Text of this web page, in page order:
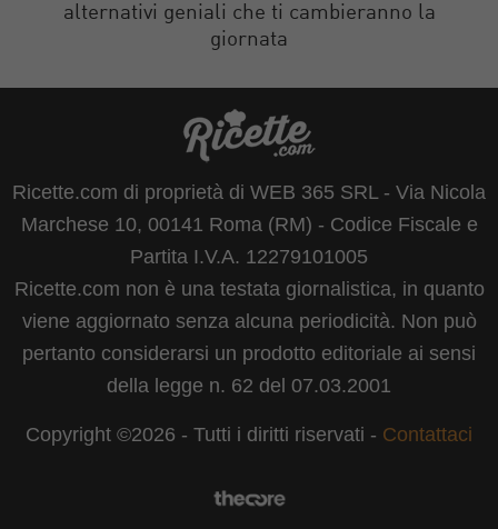
alternativi geniali che ti cambieranno la
giornata
Ricette.com di proprietà di WEB 365 SRL - Via Nicola
Marchese 10, 00141 Roma (RM) - Codice Fiscale e
Partita I.V.A. 12279101005
Ricette.com non è una testata giornalistica, in quanto
viene aggiornato senza alcuna periodicità. Non può
pertanto considerarsi un prodotto editoriale ai sensi
della legge n. 62 del 07.03.2001
Copyright ©2026 - Tutti i diritti riservati - Contattaci